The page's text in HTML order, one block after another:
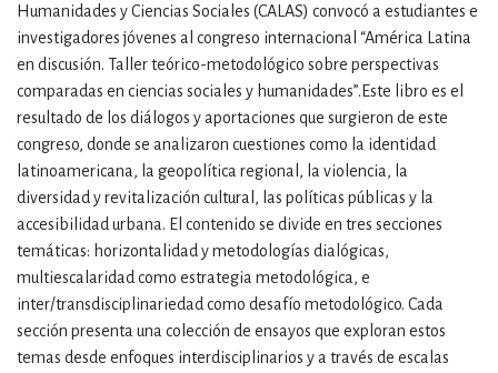
Humanidades y Ciencias Sociales (CALAS) convocó a estudiantes e
investigadores jóvenes al congreso internacional “América Latina
en discusión. Taller teórico-metodológico sobre perspectivas
comparadas en ciencias sociales y humanidades”.Este libro es el
resultado de los diálogos y aportaciones que surgieron de este
congreso, donde se analizaron cuestiones como la identidad
latinoamericana, la geopolítica regional, la violencia, la
diversidad y revitalización cultural, las políticas públicas y la
accesibilidad urbana. El contenido se divide en tres secciones
temáticas: horizontalidad y metodologías dialógicas,
multiescalaridad como estrategia metodológica, e
inter/transdisciplinariedad como desafío metodológico. Cada
sección presenta una colección de ensayos que exploran estos
temas desde enfoques interdisciplinarios y a través de escalas